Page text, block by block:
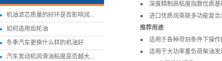
机油滤芯质量的好环是否影响润...
如何选用齿轮油
冬季汽车更换什么样的机油好
汽车发动机润滑油粘度是否越大...
● 深度精制高粘度指数优质基
● 进口优质润英联多功能复合
推荐用途
● 适用于各种苛刻条件下操作
● 适用于大功率重负荷柴油发